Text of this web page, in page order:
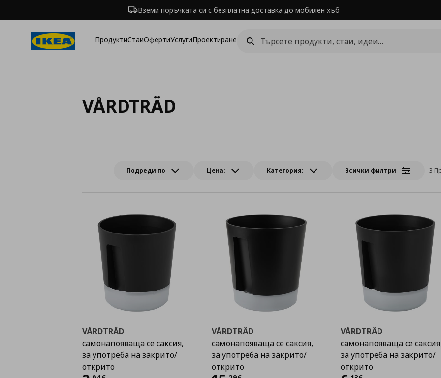
Вземи поръчката си с безплатна доставка до мобилен хъб
ПродуктиСтаиОфертиУслугиПроектиране
VÅRDTRÄD
Подреди по Цена: Категория: Всички филтри 3
VÅRDTRÄD
самонапояваща се саксия,
за употреба на закрито/
открито
VÅRDTRÄD
самонапояваща се саксия,
за употреба на закрито/
открито
VÅRDTRÄD
самонапояваща се саксия,
за употреба на закрито/
открито